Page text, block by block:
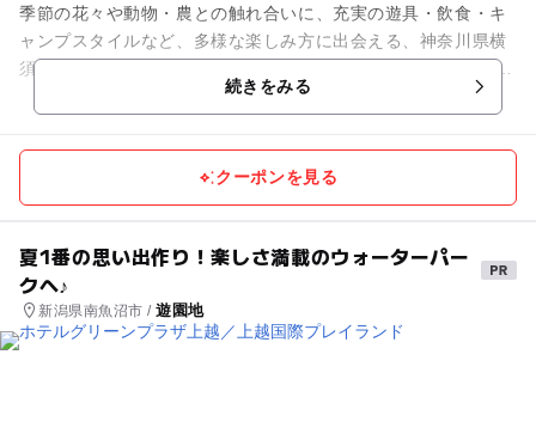
季節の花々や動物・農との触れ合いに、充実の遊具・飲食・キ
ャンプスタイルなど、多様な楽しみ方に出会える、神奈川県横
須賀市にある複合型エンターテインメントパーク。 都心から車
続きをみる
クーポンを見る
夏1番の思い出作り！楽しさ満載のウォーターパー
クへ♪
新潟県南魚沼市 /遊園地